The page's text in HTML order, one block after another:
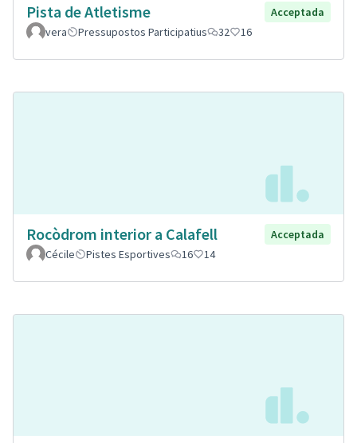
Pista de Atletisme
Acceptada
vera
Pressupostos Participatius 32 16
Rocòdrom interior a Calafell
Acceptada
Cécile
Pistes Esportives 16 14